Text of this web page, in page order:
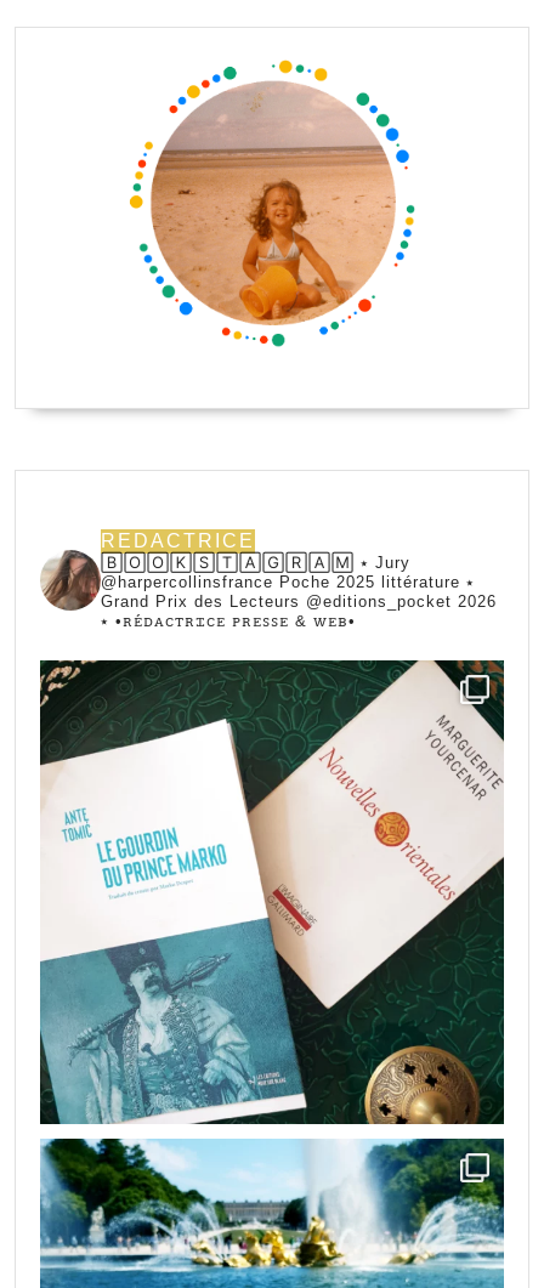
REDACTRICE
🄱🄾🄾🄺🅂🅃🄰🄶🅁🄰🄼 ⭑ Jury
@harpercollinsfrance Poche 2025 littérature ⭑
Grand Prix des Lecteurs @editions_pocket 2026
⭑ •ꭱꭼ́ꭰꭺꮯꭲꭱꮖꮯꭼ ꮲꭱꭼꮪꮪꭼ & ꮃꭼᏼ•